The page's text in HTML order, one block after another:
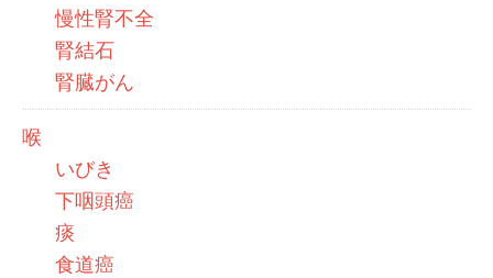
慢性腎不全
腎結石
腎臓がん
喉
いびき
下咽頭癌
痰
食道癌